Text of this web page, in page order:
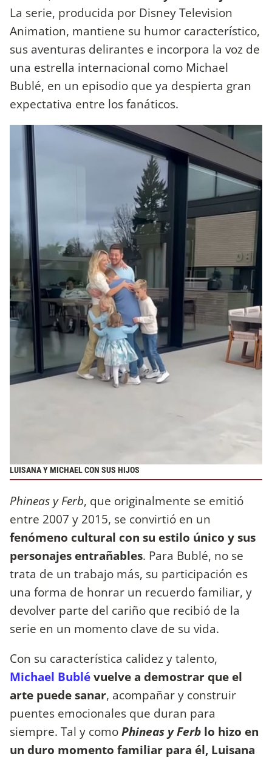
La serie, producida por Disney Television
Animation, mantiene su humor característico,
sus aventuras delirantes e incorpora la voz de
una estrella internacional como Michael
Bublé, en un episodio que ya despierta gran
expectativa entre los fanáticos.
LUISANA Y MICHAEL CON SUS HIJOS
Phineas y Ferb, que originalmente se emitió
entre 2007 y 2015, se convirtió en un
fenómeno cultural con su estilo único y sus
personajes entrañables. Para Bublé, no se
trata de un trabajo más, su participación es
una forma de honrar un recuerdo familiar, y
devolver parte del cariño que recibió de la
serie en un momento clave de su vida.
Con su característica calidez y talento,
Michael Bublévuelve a demostrar que el
arte puede sanar, acompañar y construir
puentes emocionales que duran para
siempre. Tal y comoPhineas y Ferb lo hizo en
un duro momento familiar para él, Luisana